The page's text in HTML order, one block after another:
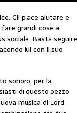
Gli piace aiutare e
grandi cose a
sociale. Basta seguire
lui con il suo
sonoro, per la
di questo pezzo
musica di Lord